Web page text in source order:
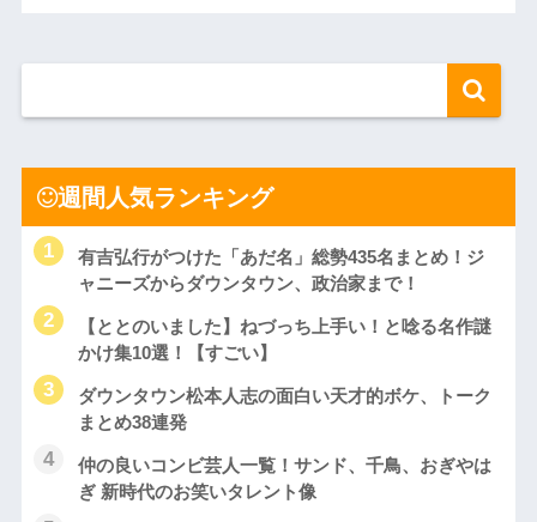
週間人気ランキング
有吉弘行がつけた「あだ名」総勢435名まとめ！ジ
ャニーズからダウンタウン、政治家まで！
【ととのいました】ねづっち上手い！と唸る名作謎
かけ集10選！【すごい】
ダウンタウン松本人志の面白い天才的ボケ、トーク
まとめ38連発
仲の良いコンビ芸人一覧！サンド、千鳥、おぎやは
ぎ 新時代のお笑いタレント像